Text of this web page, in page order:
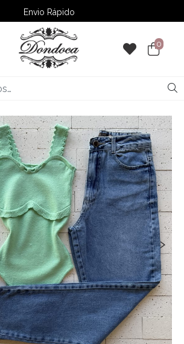
Envio Rápido
➚ Ofertas– Até 60% OFF
0
›